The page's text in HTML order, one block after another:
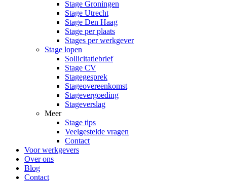
Stage Groningen
Stage Utrecht
Stage Den Haag
Stage per plaats
Stages per werkgever
Stage lopen
Sollicitatiebrief
Stage CV
Stagegesprek
Stageovereenkomst
Stagevergoeding
Stageverslag
Meer
Stage tips
Veelgestelde vragen
Contact
Voor werkgevers
Over ons
Blog
Contact